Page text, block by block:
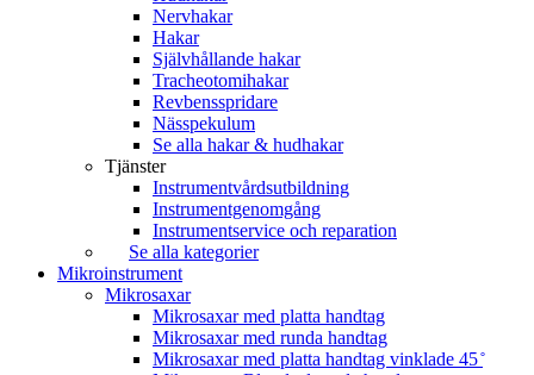
Nervhakar
Hakar
Självhållande hakar
Tracheotomihakar
Revbensspridare
Nässpekulum
Se alla hakar & hudhakar
Tjänster
Instrumentvårdsutbildning
Instrumentgenomgång
Instrumentservice och reparation
Se alla kategorier
Mikroinstrument
Mikrosaxar
Mikrosaxar med platta handtag
Mikrosaxar med runda handtag
Mikrosaxar med platta handtag vinklade 45 ̊